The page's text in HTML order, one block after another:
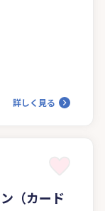
詳しく見る
（カード